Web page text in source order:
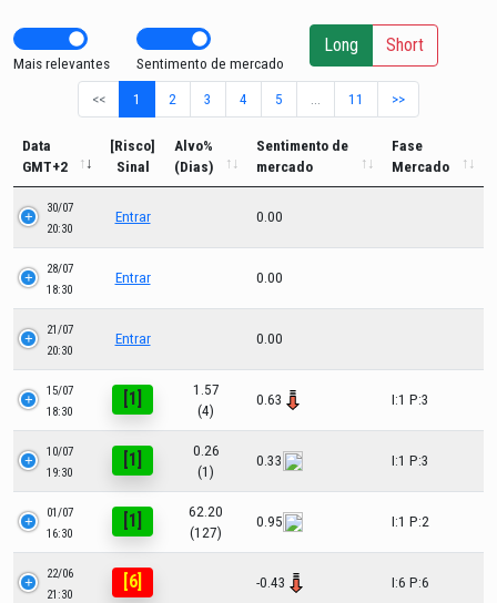
Mais relevantes Sentimento de mercado
Long Short
<< 1 2 3 4 5 11 >>
Data
GMT+2
[Risco]
Sinal
Alvo%
(Dias)
Sentimento de
mercado
Fase
Mercado
30/07
20:30
Entrar 0.00
28/07
18:30
Entrar 0.00
21/07
20:30
Entrar 0.00
15/07
18:30
[1]
1.57
(4)
0.63 I:1 P:3
10/07
19:30
[1]
0.26
(1)
0.33 I:1 P:3
01/07
16:30
[1]
62.20
(127)
0.95 I:1 P:2
22/06
21:30
[6] -0.43 I:6 P:6